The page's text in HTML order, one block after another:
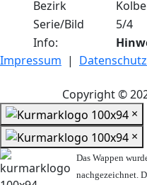
Bezirk
Serie/Bild
5/4
Info:
Impressum | Datenschutz
Copyright ©
×
×
Das Wappen
nachgezeichnet.